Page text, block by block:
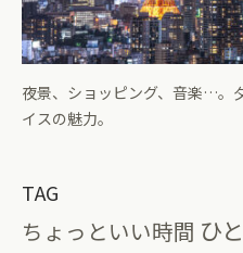
夜景、ショッピング、音楽…。
イスの魅力。
TAG
ちょっといい時間 ひ